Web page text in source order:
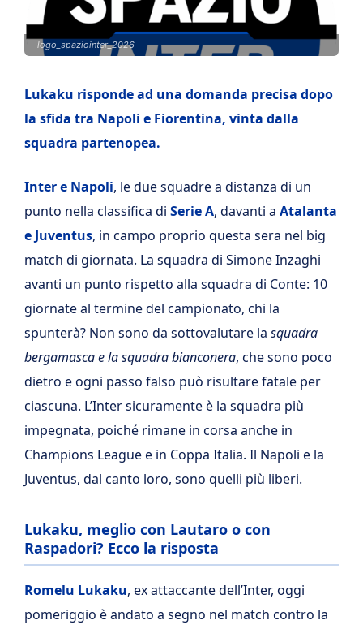
logo_spaziointer_2026
Lukaku risponde ad una domanda precisa dopo
la sfida tra Napoli e Fiorentina, vinta dalla
squadra partenopea.
Inter e Napoli, le due squadre a distanza di un
punto nella classifica di Serie A, davanti a Atalanta
e Juventus, in campo proprio questa sera nel big
match di giornata. La squadra di Simone Inzaghi
avanti un punto rispetto alla squadra di Conte: 10
giornate al termine del campionato, chi la
spunterà? Non sono da sottovalutare la squadra
bergamasca e la squadra bianconera, che sono poco
dietro e ogni passo falso può risultare fatale per
ciascuna. L’Inter sicuramente è la squadra più
impegnata, poiché rimane in corsa anche in
Champions League e in Coppa Italia. Il Napoli e la
Juventus, dal canto loro, sono quelli più liberi.
Lukaku, meglio con Lautaro o con
Raspadori? Ecco la risposta
Romelu Lukaku, ex attaccante dell’Inter, oggi
pomeriggio è andato a segno nel match contro la